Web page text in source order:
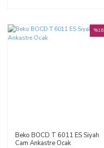
Beko BOCD T 6011 ES Siyah
Cam Ankastre Ocak
%16